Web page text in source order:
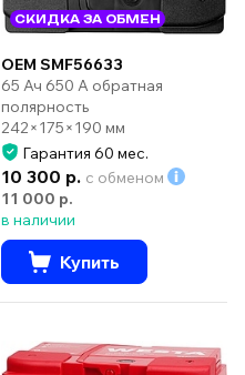
СКИДКА ЗА ОБМЕН
OEM SMF56633
65 Ач 650 А обратная
полярность
242×175×190 мм
Гарантия 60 мес.
10 300 р. с обменом
11 000 р.
в наличии
Купить